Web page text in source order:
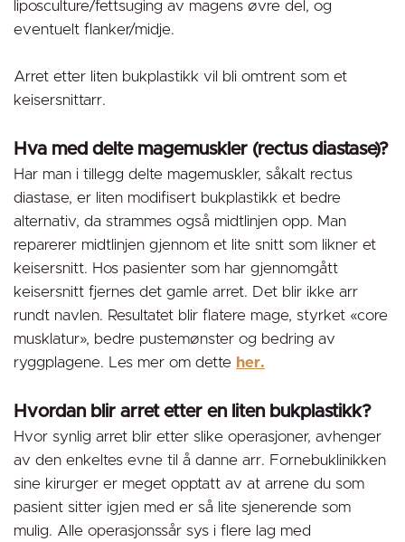
liposculture/fettsuging av magens øvre del, og
eventuelt flanker/midje.
Arret etter liten bukplastikk vil bli omtrent som et
keisersnittarr.
Hva med delte magemuskler (rectus diastase)?
Har man i tillegg delte magemuskler, såkalt rectus
diastase, er liten modifisert bukplastikk et bedre
alternativ, da strammes også midtlinjen opp. Man
reparerer midtlinjen gjennom et lite snitt som likner et
keisersnitt. Hos pasienter som har gjennomgått
keisersnitt fjernes det gamle arret. Det blir ikke arr
rundt navlen. Resultatet blir flatere mage, styrket «core
musklatur», bedre pustemønster og bedring av
ryggplagene. Les mer om dette her.
Hvordan blir arret etter en liten bukplastikk?
Hvor synlig arret blir etter slike operasjoner, avhenger
av den enkeltes evne til å danne arr. Fornebuklinikken
sine kirurger er meget opptatt av at arrene du som
pasient sitter igjen med er så lite sjenerende som
mulig. Alle operasjonssår sys i flere lag med